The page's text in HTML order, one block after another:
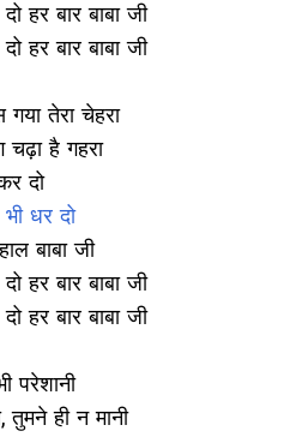
हर बार बाबा जी
हर बार बाबा जी
तेरा चेहरा
है गहरा
दो
धर दो
बाबा जी
हर बार बाबा जी
हर बार बाबा जी
परेशानी
ही न मानी